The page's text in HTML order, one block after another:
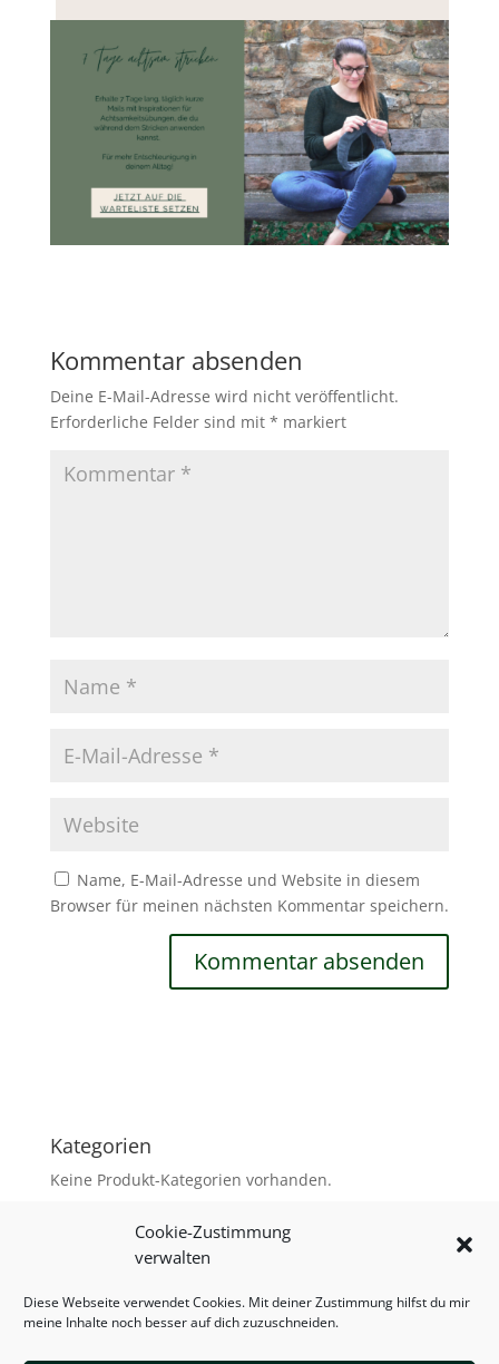
Cookie-Zustimmung
verwalten
Diese Webseite verwendet Cookies. Mit deiner Zustimmung hilfst du mir
meine Inhalte noch besser auf dich zuzuschneiden.
Kommentar absenden
Deine E-Mail-Adresse wird nicht veröffentlicht.
Erforderliche Felder sind mit * markiert
Name, E-Mail-Adresse und Website in diesem
Browser für meinen nächsten Kommentar speichern.
Kategorien
Keine Produkt-Kategorien vorhanden.
Widerrufsbelehrung
Warenkorb